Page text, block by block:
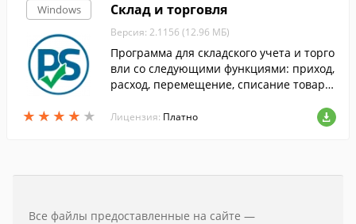
Windows
★ ★ ★ ★ ★
★ ★ ★ ★ ★
Склад и торговля
Версия: 2.1156 (12.96 МБ)
Программа для складского учета и торго
вли со следующими функциями: приход,
расход, перемещение, списание товара,
ки, заказы и заявки, оплаты, зарплата.
Лицензия: Платно
Все файлы предоставленные на сайте —